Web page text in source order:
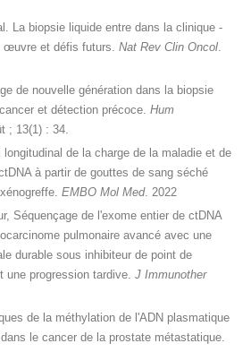
La biopsie liquide entre dans la clinique -
œuvre et défis futurs. Nat Rev Clin Oncol.
de nouvelle génération dans la biopsie
et détection précoce. Hum
; 13(1) : 34.
de la charge de la maladie et de
à partir de gouttes de sang séché
EMBO Mol Med. 2022
Séquençage de l'exome entier de ctDNA
pulmonaire avancé avec une
durable sous inhibiteur de point de
une progression tardive. J Immunother
de la méthylation de l'ADN plasmatique
le cancer de la prostate métastatique.